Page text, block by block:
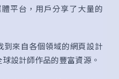
平台，用戶分享了大量的
到來自各個領域的網頁設計
設計師作品的豐富資源。